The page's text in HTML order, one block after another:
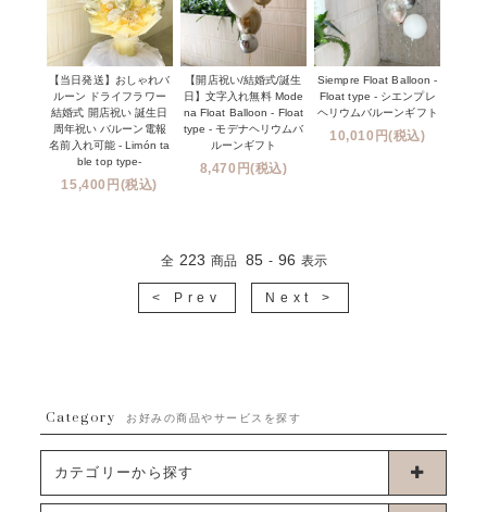
【当日発送】おしゃれバ
ルーン ドライフラワー
結婚式 開店祝い 誕生日
周年祝い バルーン電報
名前入れ可能 - Limón ta
ble top type-
15,400円(税込)
【開店祝い/結婚式/誕生
日】文字入れ無料 Mode
na Float Balloon - Float
type - モデナヘリウムバ
ルーンギフト
8,470円(税込)
Siempre Float Balloon -
Float type - シエンプレ
ヘリウムバルーンギフト
10,010円(税込)
全 223 商品 85 - 96 表示
< Prev Next >
Category お好みの商品やサービスを探す
カテゴリーから探す